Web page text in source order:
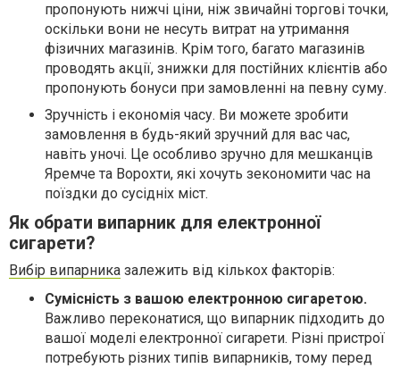
пропонують нижчі ціни, ніж звичайні торгові точки,
оскільки вони не несуть витрат на утримання
фізичних магазинів. Крім того, багато магазинів
проводять акції, знижки для постійних клієнтів або
пропонують бонуси при замовленні на певну суму.
Зручність і економія часу. Ви можете зробити
замовлення в будь-який зручний для вас час,
навіть уночі. Це особливо зручно для мешканців
Яремче та Ворохти, які хочуть зекономити час на
поїздки до сусідніх міст.
Як обрати випарник для електронної
сигарети?
Вибір випарника залежить від кількох факторів:
Сумісність з вашою електронною сигаретою.
Важливо переконатися, що випарник підходить до
вашої моделі електронної сигарети. Різні пристрої
потребують різних типів випарників, тому перед